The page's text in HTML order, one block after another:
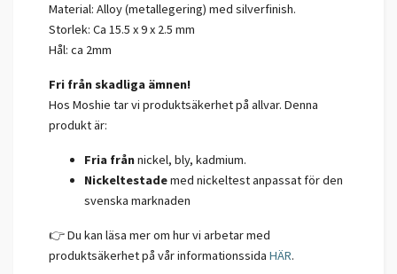
Material: Alloy (metallegering) med silverfinish.
Storlek: Ca 15.5 x 9 x 2.5 mm
Hål: ca 2mm
Fri från skadliga ämnen!
Hos Moshie tar vi produktsäkerhet på allvar. Denna
produkt är:
Fria frånnickel, bly, kadmium.
Nickeltestademed nickeltest anpassat för den
svenska marknaden
👉 Du kan läsa mer om hur vi arbetar med
produktsäkerhet på vår informationssida HÄR.